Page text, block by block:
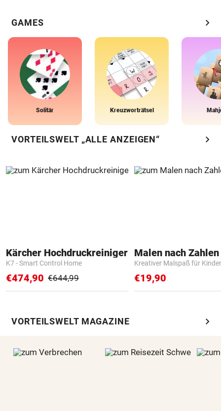
GAMES chevron_right
Solitär Kreuzworträtsel
VORTEILSWELT „ALLE ANZEIGEN“ chevron_right
Kärcher Hochdruckreiniger
K7 - Smart Control Home
€474,90 €644,99
Kreativer Malspaß für Kinder
€19,90
VORTEILSWELT MAGAZINE chevron_right